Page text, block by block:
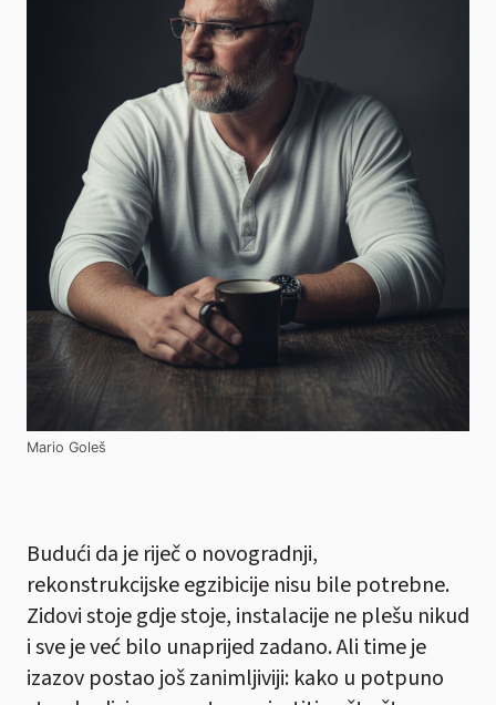
Mario Goleš
Budući da je riječ o novogradnji,
rekonstrukcijske egzibicije nisu bile potrebne.
Zidovi stoje gdje stoje, instalacije ne plešu nikud
i sve je već bilo unaprijed zadano. Ali time je
izazov postao još zanimljiviji: kako u potpuno